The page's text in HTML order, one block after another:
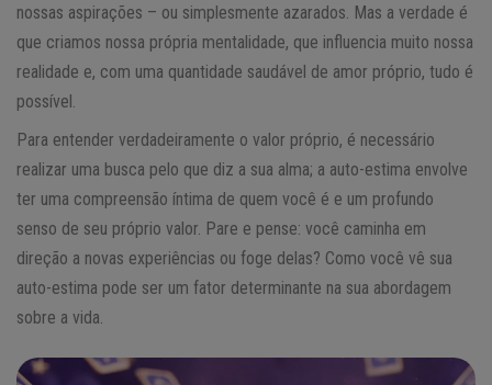
nossas aspirações – ou simplesmente azarados. Mas a verdade é
que criamos nossa própria mentalidade, que influencia muito nossa
realidade e, com uma quantidade saudável de amor próprio, tudo é
possível.
Para entender verdadeiramente o valor próprio, é necessário
realizar uma busca pelo que diz a sua alma; a auto-estima envolve
ter uma compreensão íntima de quem você é e um profundo
senso de seu próprio valor. Pare e pense: você caminha em
direção a novas experiências ou foge delas? Como você vê sua
auto-estima pode ser um fator determinante na sua abordagem
sobre a vida.